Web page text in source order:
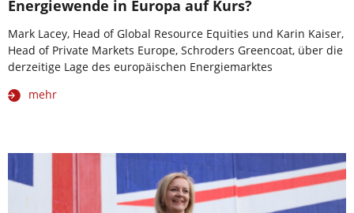
Energiewende in Europa auf Kurs?
Mark Lacey, Head of Global Resource Equities und Karin Kaiser,
Head of Private Markets Europe, Schroders Greencoat, über die
derzeitige Lage des europäischen Energiemarktes
mehr